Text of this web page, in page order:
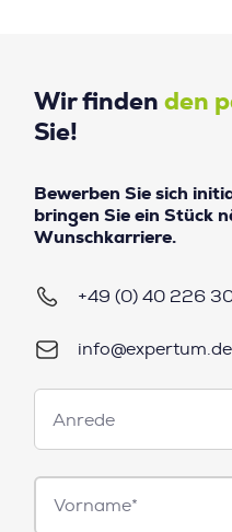
Wir finden den
Sie!
Bewerben Sie sich
bringen Sie ein Stück
Wunschkarriere.
+49 (0) 40 226
info@expertum.de
Anrede
Anrede
Vorname*